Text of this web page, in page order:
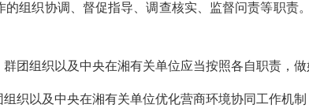
组织协调、督促指导、调查核实、监督问责等职责
团组织以及中央在湘有关单位应当按照各自职责，做
织以及中央在湘有关单位优化营商环境协同工作机